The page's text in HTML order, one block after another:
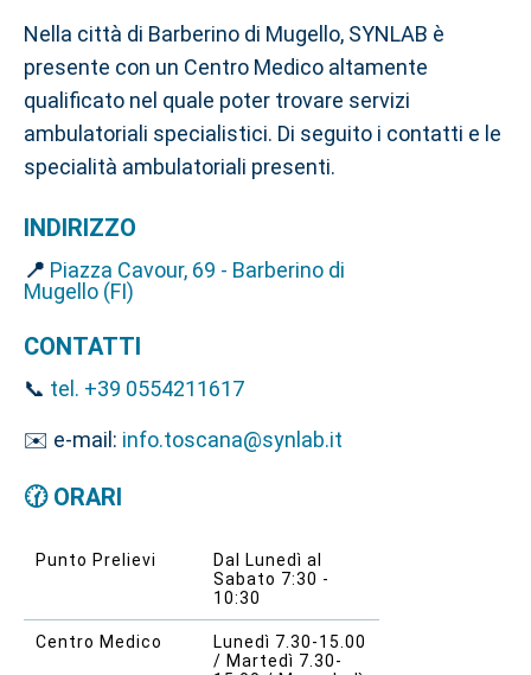
Nella città di Barberino di Mugello, SYNLAB è
presente con un Centro Medico altamente
qualificato nel quale poter trovare servizi
ambulatoriali specialistici. Di seguito i contatti e le
specialità ambulatoriali presenti.
INDIRIZZO
📍 Piazza Cavour, 69 - Barberino di
Mugello (FI)
CONTATTI
📞 tel. +39 0554211617
✉️ e-mail: info.toscana@synlab.it
🕜 ORARI
Punto Prelievi
Dal Lunedì al
Sabato 7:30 -
10:30
Centro Medico
Lunedì 7.30-15.00
/ Martedì 7.30-